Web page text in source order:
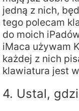
jedną z nich,
tego polecam
do moich
iMaca używam
każdej z nich
klawiatura jest
4. Ustal,